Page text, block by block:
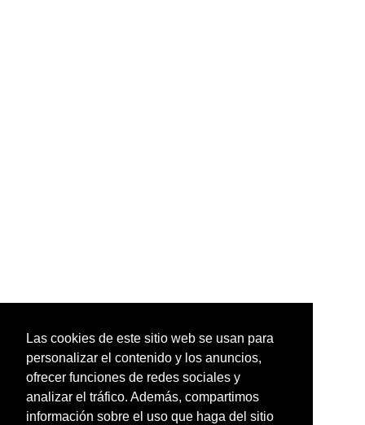
Las cookies de este sitio web se usan para
personalizar el contenido y los anuncios,
ofrecer funciones de redes sociales y
analizar el tráfico. Además, compartimos
información sobre el uso que haga del sitio